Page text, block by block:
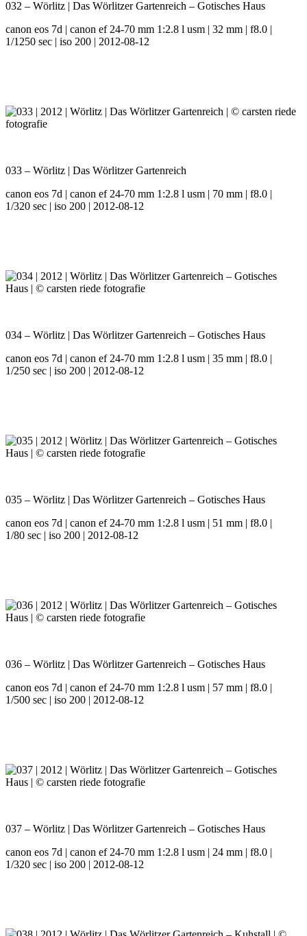
032 – Wörlitz | Das Wörlitzer Gartenreich – Gotisches Haus
canon eos 7d | canon ef 24-70 mm 1:2.8 l usm | 32 mm | f8.0 |
1/1250 sec | iso 200 | 2012-08-12
033 – Wörlitz | Das Wörlitzer Gartenreich
canon eos 7d | canon ef 24-70 mm 1:2.8 l usm | 70 mm | f8.0 |
1/320 sec | iso 200 | 2012-08-12
034 – Wörlitz | Das Wörlitzer Gartenreich – Gotisches Haus
canon eos 7d | canon ef 24-70 mm 1:2.8 l usm | 35 mm | f8.0 |
1/250 sec | iso 200 | 2012-08-12
035 – Wörlitz | Das Wörlitzer Gartenreich – Gotisches Haus
canon eos 7d | canon ef 24-70 mm 1:2.8 l usm | 51 mm | f8.0 |
1/80 sec | iso 200 | 2012-08-12
036 – Wörlitz | Das Wörlitzer Gartenreich – Gotisches Haus
canon eos 7d | canon ef 24-70 mm 1:2.8 l usm | 57 mm | f8.0 |
1/500 sec | iso 200 | 2012-08-12
037 – Wörlitz | Das Wörlitzer Gartenreich – Gotisches Haus
canon eos 7d | canon ef 24-70 mm 1:2.8 l usm | 24 mm | f8.0 |
1/320 sec | iso 200 | 2012-08-12